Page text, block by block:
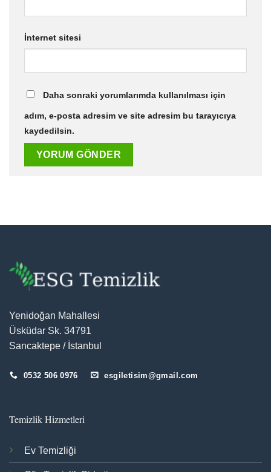
İnternet sitesi
Daha sonraki yorumlarımda kullanılması için
adım, e-posta adresim ve site adresim bu tarayıcıya
kaydedilsin.
Yenidoğan Mahallesi
Üsküdar Sk. 34791
Sancaktepe / İstanbul
0532 506 0976 esgiletisim@gmail.com
Temizlik Hizmetleri
Ev Temizliği